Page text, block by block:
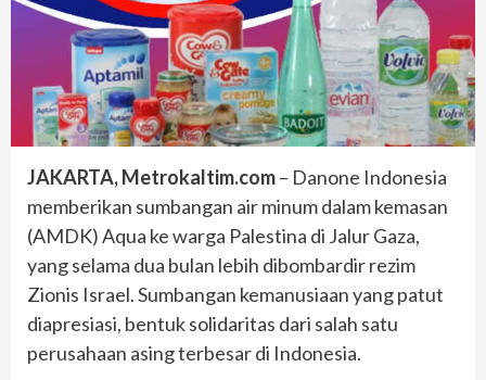
JAKARTA, Metrokaltim.com– Danone Indonesia
memberikan sumbangan air minum dalam kemasan
(AMDK) Aqua ke warga Palestina di Jalur Gaza,
yang selama dua bulan lebih dibombardir rezim
Zionis Israel. Sumbangan kemanusiaan yang patut
diapresiasi, bentuk solidaritas dari salah satu
perusahaan asing terbesar di Indonesia.